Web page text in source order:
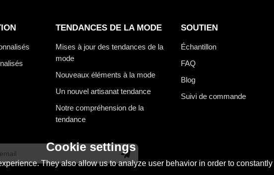
TENDANCES DE LA MODE
Mises à jour des tendances de la
mode
Nouveaux éléments à la mode
Un nouvel artisanat tendance
Notre compréhension de la
tendance
SOUTIEN
Échantillon
FAQ
Blog
Suivi de commande
Cookie settings
They also allow us to analyze user behavior in order to